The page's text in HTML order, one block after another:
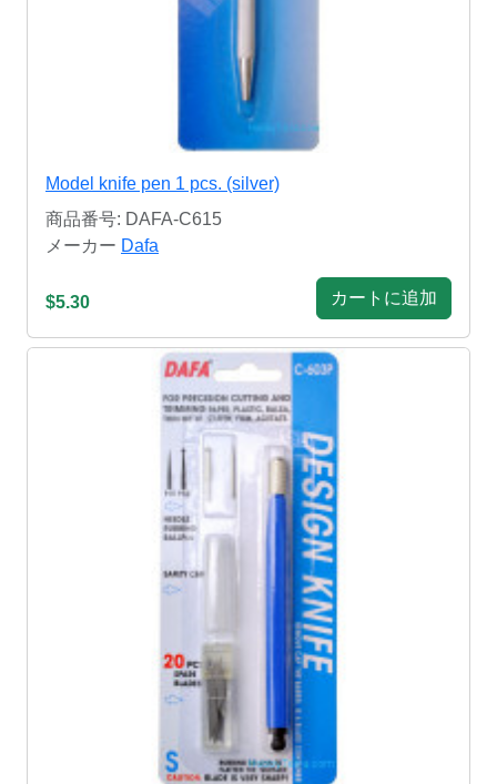
Model knife pen 1 pcs. (silver)
商品番号: DAFA-C615
メーカー Dafa
$5.30 カートに追加